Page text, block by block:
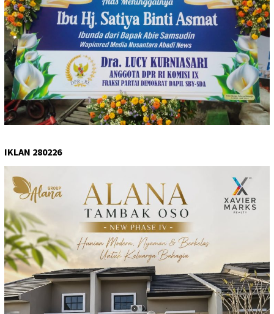
IKLAN 280226